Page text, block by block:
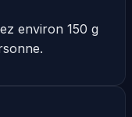
environ 150 g